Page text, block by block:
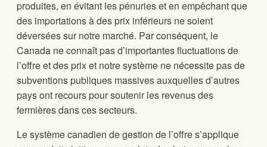
produites, en évitant les pénuries et en empêchant que
des importations à des prix inférieurs ne soient
déversées sur notre marché. Par conséquent, le
Canada ne connaît pas d’importantes fluctuations de
l’offre et des prix et notre système ne nécessite pas de
subventions publiques massives auxquelles d’autres
pays ont recours pour soutenir les revenus des
fermières dans ces secteurs.
Le système canadien de gestion de l’offre s’applique